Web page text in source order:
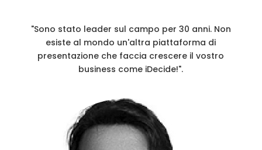
"Sono stato leader sul campo per 30 anni. Non
esiste al mondo un'altra piattaforma di
presentazione che faccia crescere il vostro
business come iDecide!".